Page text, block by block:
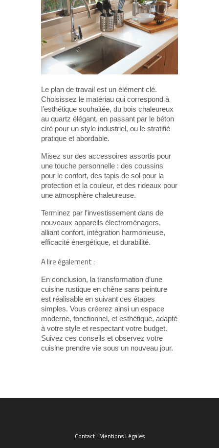
Le plan de travail est un élément clé.
Choisissez le matériau qui correspond à
l’esthétique souhaitée, du bois chaleureux
au quartz élégant, en passant par le béton
ciré pour un style industriel, ou le stratifié
pratique et abordable.
Misez sur des accessoires assortis pour
une touche personnelle : des coussins
pour le confort, des tapis de sol pour la
protection et la couleur, et des rideaux pour
une atmosphère chaleureuse.
Terminez par l’investissement dans de
nouveaux appareils électroménagers,
alliant confort, intégration harmonieuse,
efficacité énergétique, et durabilité.
A lire également :
En conclusion, la transformation d’une
cuisine rustique en chêne sans peinture
est réalisable en suivant ces étapes
simples. Vous créerez ainsi un espace
moderne, fonctionnel, et esthétique, adapté
à votre style et respectant votre budget.
Suivez ces conseils et observez votre
cuisine prendre vie sous un nouveau jour.
Contact| Mentions Légales